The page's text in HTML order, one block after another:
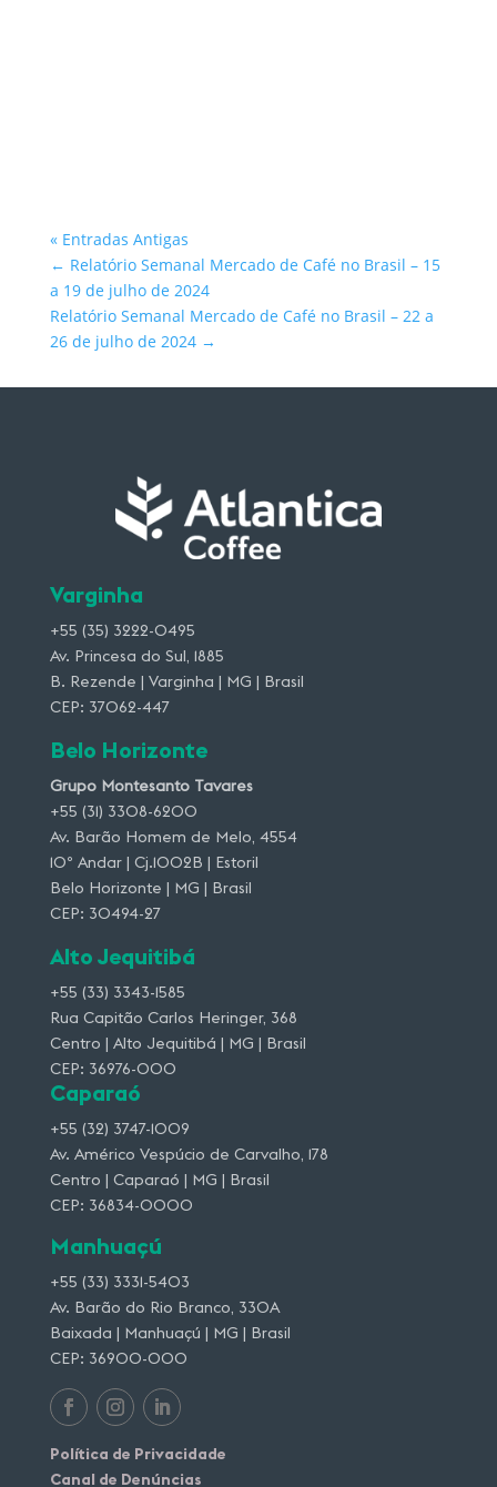
« Entradas Antigas
← Relatório Semanal Mercado de Café no Brasil – 15
a 19 de julho de 2024
Relatório Semanal Mercado de Café no Brasil – 22 a
26 de julho de 2024→
Varginha
+55 (35) 3222-0495
Av. Princesa do Sul, 1885
B. Rezende | Varginha | MG | Brasil
CEP: 37062-447
Belo Horizonte
Grupo Montesanto Tavares
+55 (31) 3308-6200
Av. Barão Homem de Melo, 4554
10º Andar | Cj.1002B | Estoril
Belo Horizonte | MG | Brasil
CEP: 30494-27
Alto Jequitibá
+55 (33) 3343-1585
Rua Capitão Carlos Heringer, 368
Centro | Alto Jequitibá | MG | Brasil
CEP: 36976-000
Caparaó
+55 (32) 3747-1009
Av. Américo Vespúcio de Carvalho, 178
Centro | Caparaó | MG | Brasil
CEP: 36834-0000
Manhuaçú
+55 (33) 3331-5403
Av. Barão do Rio Branco, 330A
Baixada | Manhuaçú | MG | Brasil
CEP: 36900-000
Política de Privacidade
Canal de Denúncias